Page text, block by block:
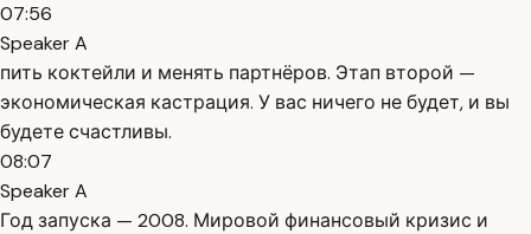
07:56
Speaker A
пить коктейли и менять партнёров. Этап второй —
экономическая кастрация. У вас ничего не будет, и вы
будете счастливы.
08:07
Speaker A
Год запуска — 2008. Мировой финансовый кризис и